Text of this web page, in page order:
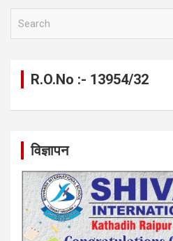
R.O.No :- 13954/32
विज्ञापन